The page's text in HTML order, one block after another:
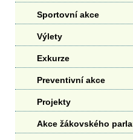
Sportovní akce
Výlety
Exkurze
Preventivní akce
Projekty
Akce žákovského